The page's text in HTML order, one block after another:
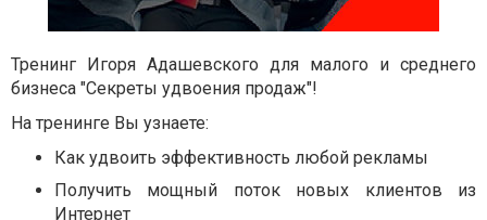
Тренинг Игоря Адашевского для малого и среднего
бизнеса "Секреты удвоения продаж"!
На тренинге Вы узнаете:
Как удвоить эффективность любой рекламы
Получить мощный поток новых клиентов из
Интернет